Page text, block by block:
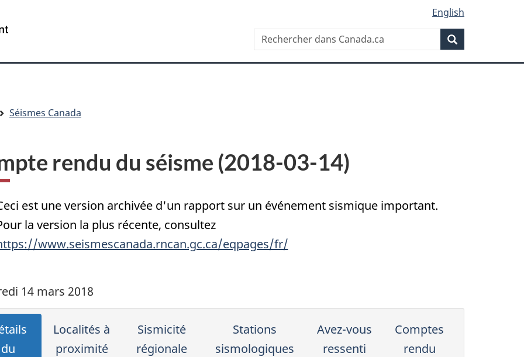
English
Rechercher
Rechercher
dans
Canada.ca
Séismes Canada
rendu du séisme (2018-03-14)
est une version archivée d'un rapport sur un événement sismique important.
la version la plus récente, consultez
www.seismescanada.rncan.gc.ca/eqpages/fr/
14 mars 2018
du
Localités à
proximité
Sismicité
régionale
Stations
sismologiques
Avez-vous
ressenti
Comptes
rendu